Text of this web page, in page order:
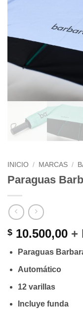
INICIO / MARCAS /
Paraguas
$ 10.500,00 +
Paraguas
Automático
12 varillas
Incluye funda